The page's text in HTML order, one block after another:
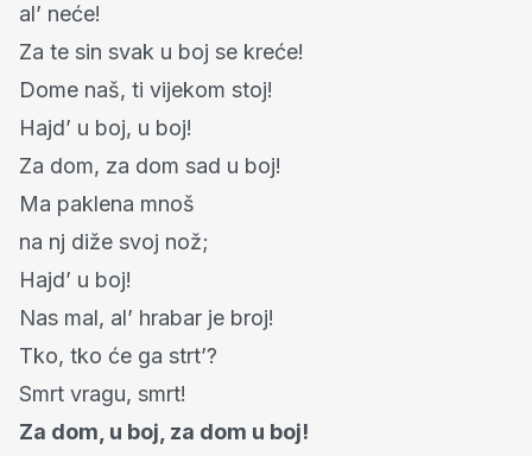
al’ neće!
Za te sin svak u boj se kreće!
Dome naš, ti vijekom stoj!
Hajd’ u boj, u boj!
Za dom, za dom sad u boj!
Ma paklena mnoš
na nj diže svoj nož;
Hajd’ u boj!
Nas mal, al’ hrabar je broj!
Tko, tko će ga strt’?
Smrt vragu, smrt!
Za dom, u boj, za dom u boj!